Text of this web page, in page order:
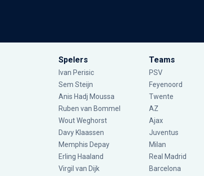
Spelers
Ivan Perisic
Sem Steijn
Anis Hadj Moussa
Ruben van Bommel
Wout Weghorst
Davy Klaassen
Memphis Depay
Erling Haaland
Virgil van Dijk
Teams
PSV
Feyenoord
Twente
AZ
Ajax
Juventus
Milan
Real Madrid
Barcelona